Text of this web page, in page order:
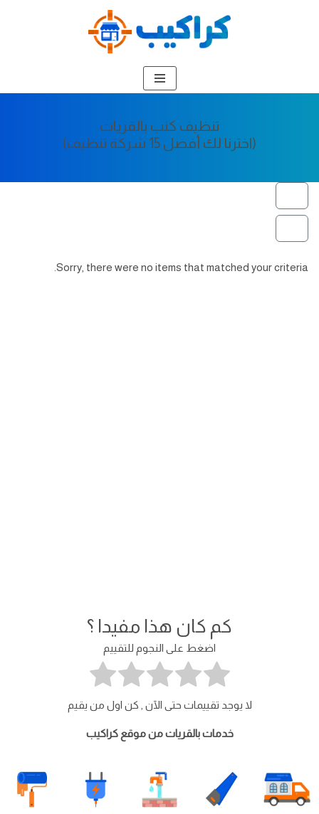
تنظيف كنب بالقريات
(اخترنا لك أفضل 15 شركة تنظيف)
Sorry, there were no items that matched your criteria.
كم كان هذا مفيدا ؟
اضغط على النجوم للتقييم
لا يوجد تقييمات حتى الآن , كن اول من يقيم
خدمات بالقريات من موقع كراكيب